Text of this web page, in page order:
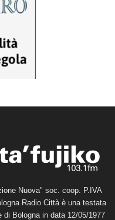
Nuova" soc. coop. P.IVA
Radio Città è una testata
Bologna in data 12/05/1977